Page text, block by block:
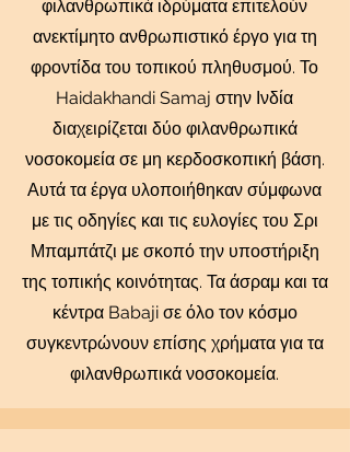
φιλανθρωπικά ιδρύματα επιτελούν
ανεκτίμητο ανθρωπιστικό έργο για τη
φροντίδα του τοπικού πληθυσμού. Το
Haidakhandi Samaj στην Ινδία
διαχειρίζεται δύο φιλανθρωπικά
νοσοκομεία σε μη κερδοσκοπική βάση.
Αυτά τα έργα υλοποιήθηκαν σύμφωνα
με τις οδηγίες και τις ευλογίες του Σρι
Μπαμπάτζι με σκοπό την υποστήριξη
της τοπικής κοινότητας. Τα άσραμ και τα
κέντρα Babaji σε όλο τον κόσμο
συγκεντρώνουν επίσης χρήματα για τα
φιλανθρωπικά νοσοκομεία.